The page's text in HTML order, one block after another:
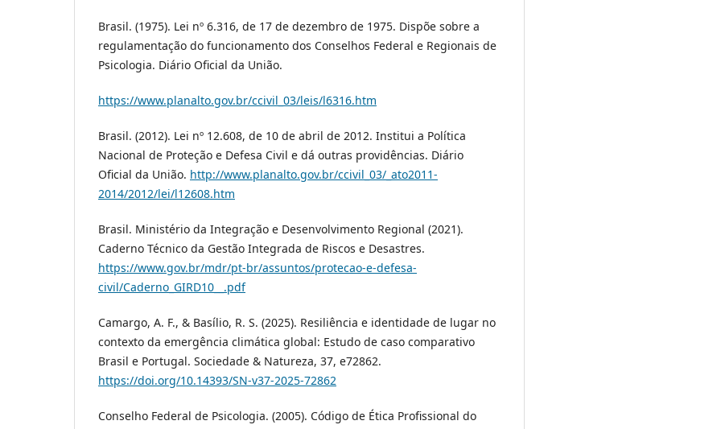
Brasil. (1975). Lei nº 6.316, de 17 de dezembro de 1975. Dispõe sobre a
regulamentação do funcionamento dos Conselhos Federal e Regionais de
Psicologia. Diário Oficial da União.
https://www.planalto.gov.br/ccivil_03/leis/l6316.htm
Brasil. (2012). Lei nº 12.608, de 10 de abril de 2012. Institui a Política
Nacional de Proteção e Defesa Civil e dá outras providências. Diário
Oficial da União. http://www.planalto.gov.br/ccivil_03/_ato2011-
2014/2012/lei/l12608.htm
Brasil. Ministério da Integração e Desenvolvimento Regional (2021).
Caderno Técnico da Gestão Integrada de Riscos e Desastres.
https://www.gov.br/mdr/pt-br/assuntos/protecao-e-defesa-
civil/Caderno_GIRD10__.pdf
Camargo, A. F., & Basílio, R. S. (2025). Resiliência e identidade de lugar no
contexto da emergência climática global: Estudo de caso comparativo
Brasil e Portugal. Sociedade & Natureza, 37, e72862.
https://doi.org/10.14393/SN-v37-2025-72862
Conselho Federal de Psicologia. (2005). Código de Ética Profissional do